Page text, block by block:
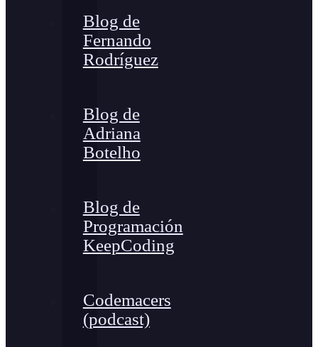
Blog de
Fernando
Rodríguez
Blog de
Adriana
Botelho
Blog de
Programación
KeepCoding
Codemacers
(podcast)